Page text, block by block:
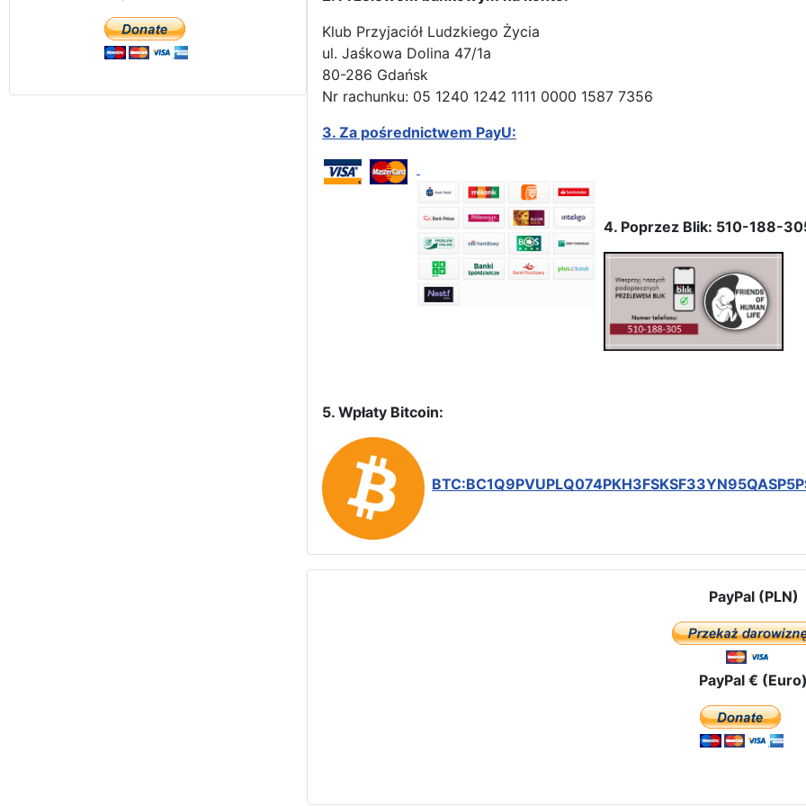
Klub Przyjaciół Ludzkiego Życia
ul. Jaśkowa Dolina 47/1a
80-286 Gdańsk
Nr rachunku: 05 1240 1242 1111 0000 1587 7356
3. Za pośrednictwem PayU:
4. Poprzez Blik: 510-188-
5. Wpłaty Bitcoin:
PayPal (PLN)
PayPal €